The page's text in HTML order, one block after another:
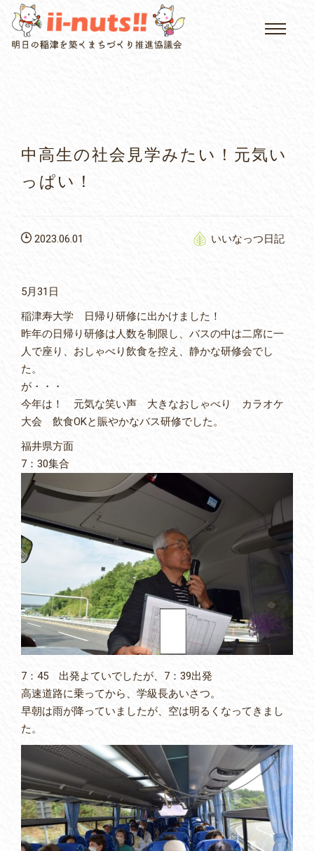
HOME
アクセス
中高生の社会見学みたい！元気い
っぱい！
いいなっつ日記
2023.06.01
5月31日
稲津寿大学 日帰り研修に出かけました！
昨年の日帰り研修は人数を制限し、バスの中は二席に一
人で座り、おしゃべり飲食を控え、静かな研修会でし
た。
が・・・
今年は！ 元気な笑い声 大きなおしゃべり カラオケ
大会 飲食OKと賑やかなバス研修でした。
福井県方面
7：30集合
7：45 出発よていでしたが、7：39出発
高速道路に乗ってから、学級長あいさつ。
早朝は雨が降っていましたが、空は明るくなってきまし
た。